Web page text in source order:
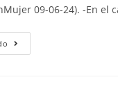
09-06-24). -En el